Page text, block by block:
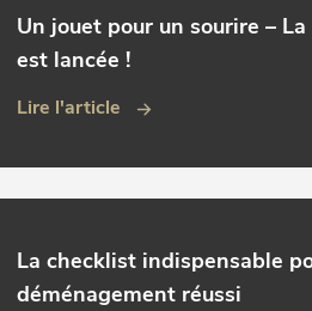
Un jouet pour un sourire –
est lancée !
Lire l'article
La checklist indispensable
déménagement réussi